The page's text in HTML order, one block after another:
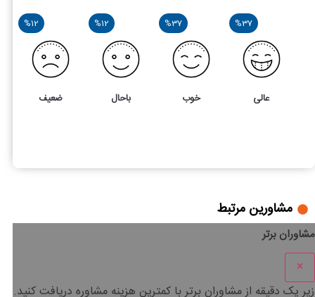
%37
عالی
%37
خوب
%12
باحال
%12
ضعیف
مشاورین مرتبط
مشاوران برتر
×
زیر یک دقیقه از مشاوران برتر باکمترین هزینه مشاوره دریافت کنید.